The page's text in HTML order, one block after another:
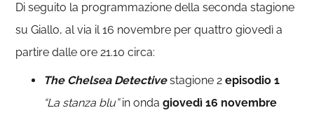
Di seguito la programmazione della seconda stagione
su Giallo, al via il 16 novembre per quattro giovedì a
partire dalle ore 21.10 circa:
The Chelsea Detectivestagione 2episodio 1
“La stanza blu”in ondagiovedì 16 novembre